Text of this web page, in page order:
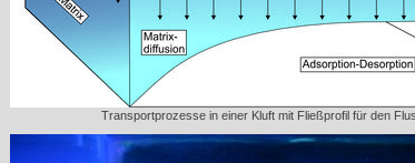
Transportprozesse in einer Kluft mit Fließprofil für den